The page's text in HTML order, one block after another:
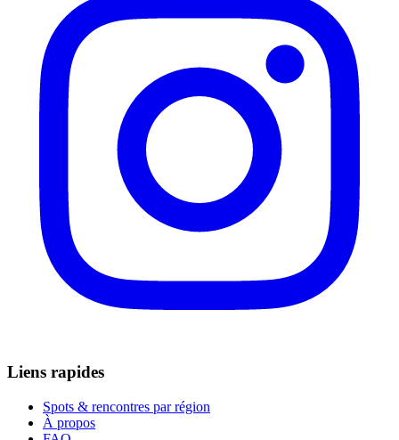
Liens rapides
Spots & rencontres par région
À propos